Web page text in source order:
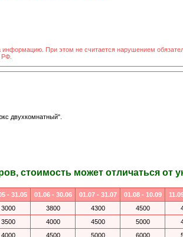
При этом не считается нарушением
РФ.
двухкомнатный".
стоимость может отличаться от
- 31.05 01.06 - 30.06 01.07 - 31.07 01.08 - 10.09
3000 3800 4300 4500
3500 4000 4500 5000
4000 4500 5000 6000